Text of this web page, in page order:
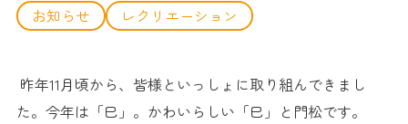
お知らせ
レクリエーション
昨年11月頃から、皆様といっしょに取り組んできまし
た。今年は「巳」。かわいらしい「巳」と門松です。